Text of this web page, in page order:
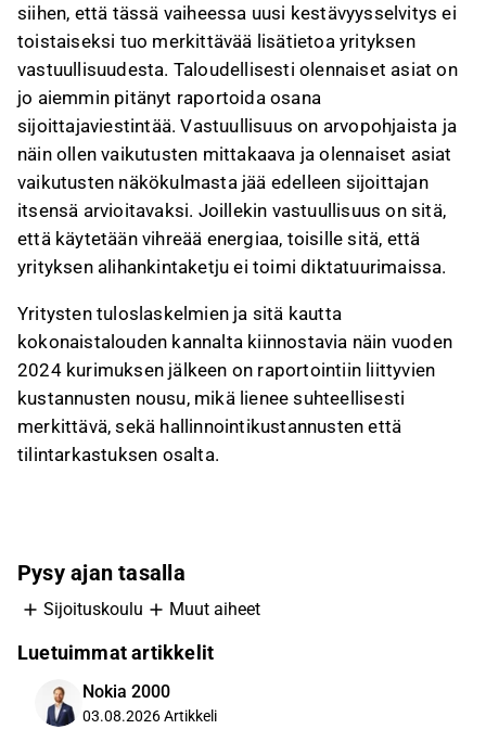
siihen, että tässä vaiheessa uusi kestävyysselvitys ei
toistaiseksi tuo merkittävää lisätietoa yrityksen
vastuullisuudesta. Taloudellisesti olennaiset asiat on
jo aiemmin pitänyt raportoida osana
sijoittajaviestintää. Vastuullisuus on arvopohjaista ja
näin ollen vaikutusten mittakaava ja olennaiset asiat
vaikutusten näkökulmasta jää edelleen sijoittajan
itsensä arvioitavaksi. Joillekin vastuullisuus on sitä,
että käytetään vihreää energiaa, toisille sitä, että
yrityksen alihankintaketju ei toimi diktatuurimaissa.
Yritysten tuloslaskelmien ja sitä kautta
kokonaistalouden kannalta kiinnostavia näin vuoden
2024 kurimuksen jälkeen on raportointiin liittyvien
kustannusten nousu, mikä lienee suhteellisesti
merkittävä, sekä hallinnointikustannusten että
tilintarkastuksen osalta.
Pysy ajan tasalla
Sijoituskoulu Muut aiheet
Luetuimmat artikkelit
Nokia 2000
03.08.2026Artikkeli